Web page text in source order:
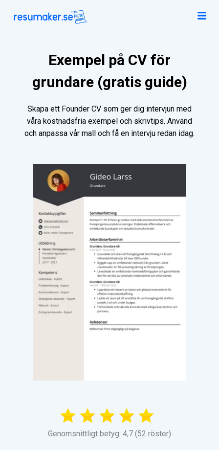
Exempel på CV för
grundare (gratis guide)
Skapa ett Founder CV som ger dig intervjun med
våra kostnadsfria exempel och skrivtips. Använd
och anpassa vår mall och få en intervju redan idag.
Genomsnittligt betyg: 4,7 (52 röster)